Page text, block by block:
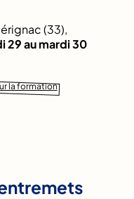
(33),
29 au mardi 30
la formation